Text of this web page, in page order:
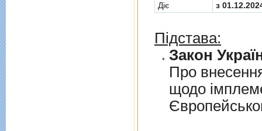
Діє
з
Підстава:
Закон
Про
щодо